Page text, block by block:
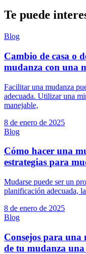
Te puede
Blog
Cambio de casa o
mudanza con una
Facilitar una mudanza
adecuada. Utilizar una
manejable,
8 de enero de 2025
Blog
Cómo hacer una
estrategias para
Mudarse puede ser un
planificación adecuada,
8 de enero de 2025
Blog
Consejos para
de tu mudanza